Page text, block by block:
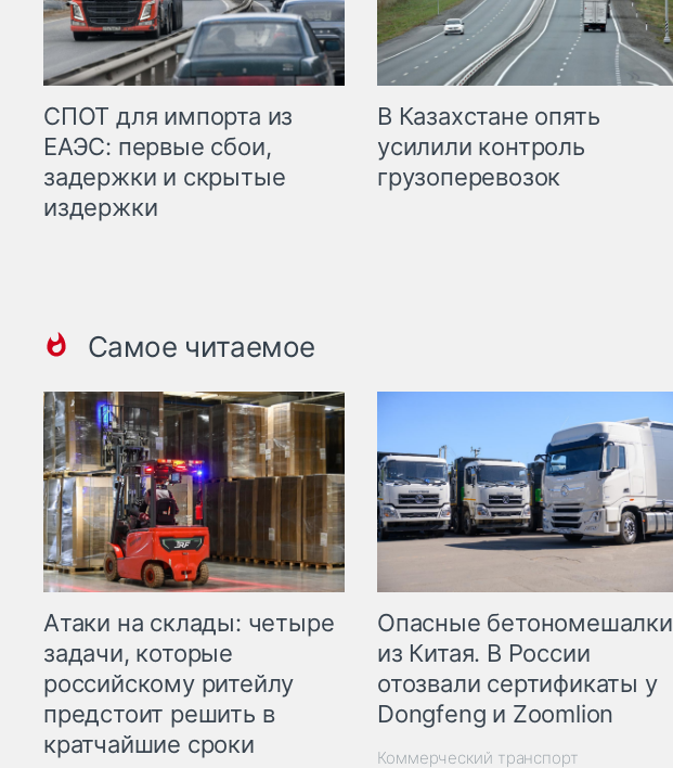
СПОТ для импорта из
ЕАЭС: первые сбои,
задержки и скрытые
издержки
В Казахстане опять
усилили контроль
грузоперевозок
Самое читаемое
Атаки на склады: четыре
задачи, которые
российскому ритейлу
предстоит решить в
кратчайшие сроки
Опасные бетономешалки
из Китая. В России
отозвали сертификаты у
Dongfeng и Zoomlion
Коммерческий транспорт